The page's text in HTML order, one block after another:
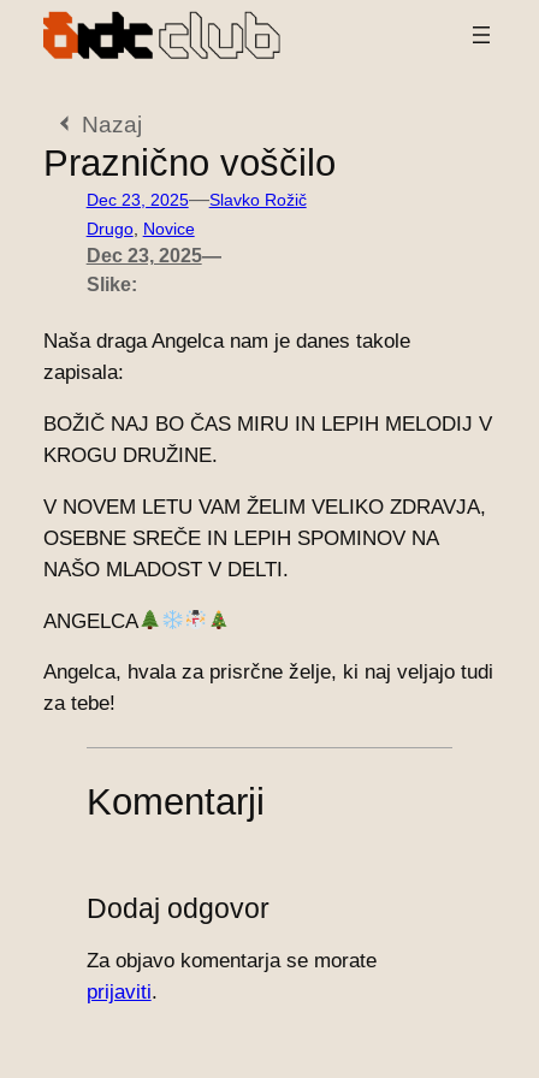
Preskoči
Nazaj
Praznično voščilo
Dec 23, 2025—Slavko Rožič
Drugo, Novice
Dec 23, 2025—
Slike:
Naša draga Angelca nam je danes takole
zapisala:
BOŽIČ NAJ BO ČAS MIRU IN LEPIH MELODIJ V
KROGU DRUŽINE.
V NOVEM LETU VAM ŽELIM VELIKO ZDRAVJA,
OSEBNE SREČE IN LEPIH SPOMINOV NA
NAŠO MLADOST V DELTI.
ANGELCA
Angelca, hvala za prisrčne želje, ki naj veljajo tudi
za tebe!
Komentarji
Dodaj odgovor
Za objavo komentarja se morate
prijaviti.